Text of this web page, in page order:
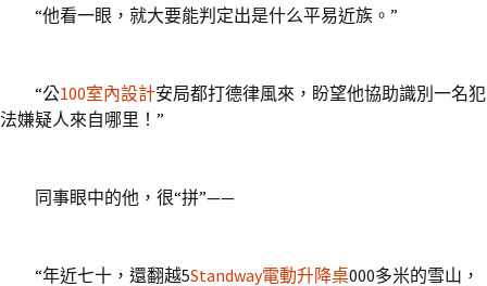
“他看一眼，就大要能判定出是什么平易近族。”
“公100室內設計安局都打德律風來，盼望他協助識別一名犯
法嫌疑人來自哪里！”
同事眼中的他，很“拼”——
“年近七十，還翻越5Standway電動升降桌000多米的雪山，